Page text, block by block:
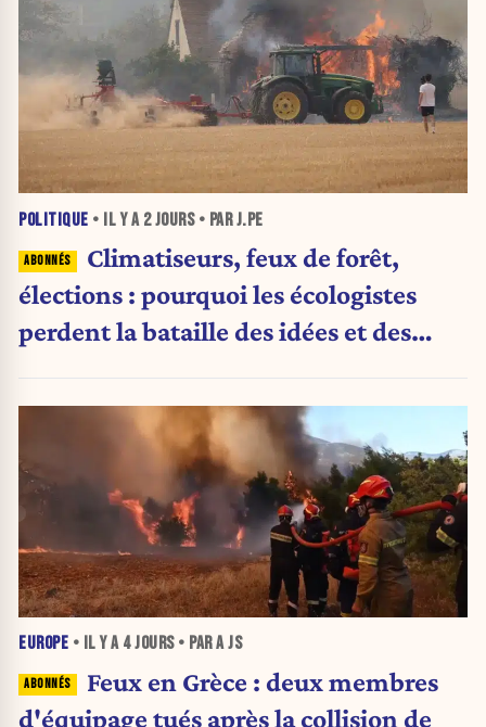
POLITIQUE • IL Y A 2 JOURS• PAR J.PE
Climatiseurs, feux de forêt,
élections : pourquoi les écologistes
perdent la bataille des idées et des
EUROPE • IL Y A 4 JOURS• PAR A JS
Feux en Grèce : deux membres
d'équipage tués après la collision de